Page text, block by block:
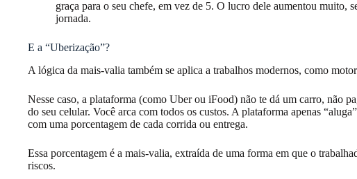
graça para o seu chefe, em vez de 5. O lucro dele aumentou muito,
jornada.
E a “Uberização”?
A lógica da mais-valia também se aplica a trabalhos modernos, como
Nesse caso, a plataforma (como Uber ou iFood) não te dá um carro, não
do seu celular. Você arca com todos os custos. A plataforma apenas
com uma porcentagem de cada corrida ou entrega.
Essa porcentagem é a mais-valia, extraída de uma forma em que o
riscos.